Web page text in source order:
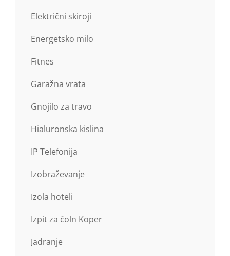
Električni skiroji
Energetsko milo
Fitnes
Garažna vrata
Gnojilo za travo
Hialuronska kislina
IP Telefonija
Izobraževanje
Izola hoteli
Izpit za čoln Koper
Jadranje